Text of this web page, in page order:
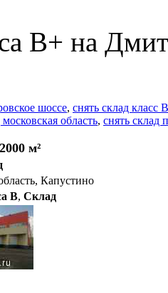
В+ на
шоссе, снять склад класс В
московская область, снять склад
м²
Капустино
B, Склад